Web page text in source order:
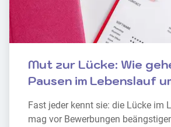
Mut zur Lücke: Wie
Pausen im Lebenslauf
Fast jeder kennt sie: die Lücke im
mag vor Bewerbungen